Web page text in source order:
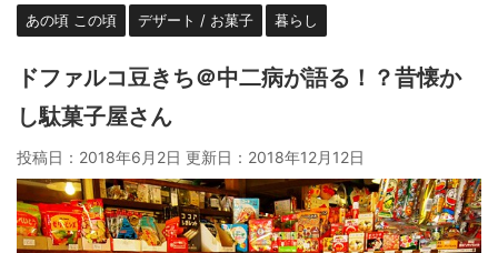
あの頃 この頃 デザート / お菓子 暮らし
ドファルコ豆きち＠中二病が語る！？昔懐か
し駄菓子屋さん
投稿日：2018年6月2日 更新日： 2018年12月12日